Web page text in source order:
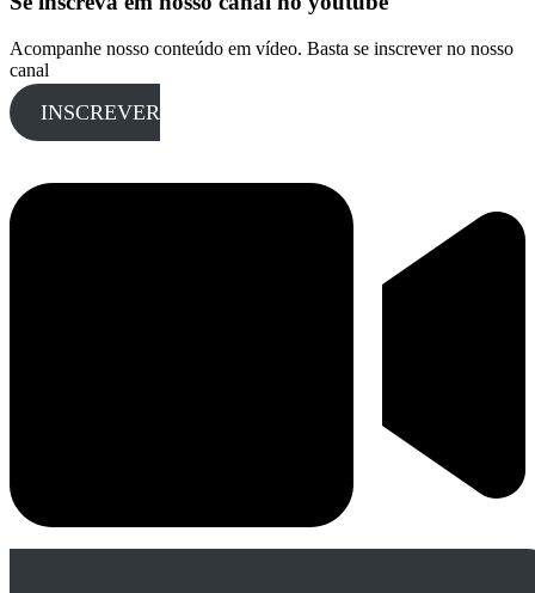
Acompanhe nosso conteúdo em vídeo. Basta se inscrever no nosso
canal
INSCREVER